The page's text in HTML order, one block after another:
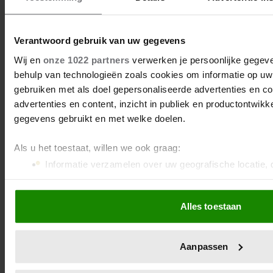
Verantwoord gebruik van uw gegevens
Wij en onze 1022 partners verwerken je persoonlijke
behulp van technologieën zoals cookies om informatie op
gebruiken met als doel gepersonaliseerde advertenties en
advertenties en content, inzicht in publiek en
gegevens gebruikt en met welke doelen.
Als u het toestaat, willen we ook graag:
Informatie verzamelen over uw geografische locatie,
Uw apparaat identificeren door het actief te scannen
Lees meer over hoe uw persoonlijke gegevens worden
Alles toestaan
Aanpassen